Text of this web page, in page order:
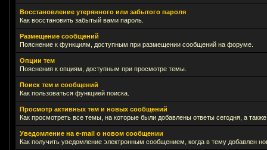
Восстановление утерянного или забытого пароля
Как восстановить забытый вами пароль.
Размещение сообщений
Пояснение к функциям, доступным при размещении сообщений на форуме.
Опции тем
Пояснения к опциям, доступным при просмотре темы.
Поиск тем и сообщений
Как пользоваться функцией поиска.
Просмотр активных тем и новых сообщений
Как просмотреть все темы, на которые были добавлены ответы сегодня, а
Уведомление на е-mail о новом сообщении
Как получить уведомление электронным сообщением, когда в тему добавлен